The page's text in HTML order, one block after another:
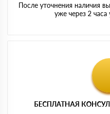
После уточнения наличия
уже через 2 часа
БЕСПЛАТНАЯ